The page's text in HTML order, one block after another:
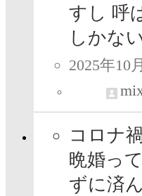
すし 呼
しかな
2025年10
コロナ
晩婚っ
ずに済